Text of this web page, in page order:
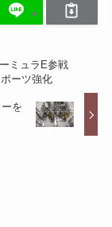
ミュラE参戦
ーツ強化
を